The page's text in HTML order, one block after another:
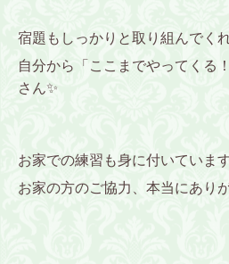
宿題もしっかりと取り組んでくれ
自分から「ここまでやってくる
さん✨
お家での練習も身に付いていま
お家の方のご協力、本当にあり